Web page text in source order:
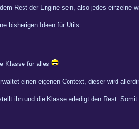
Rest der Engine sein, also jedes einzelne
bisherigen Ideen für Utils:
Klasse für alles
einen eigenen Context, dieser wird
ihn und die Klasse erledigt den Rest.